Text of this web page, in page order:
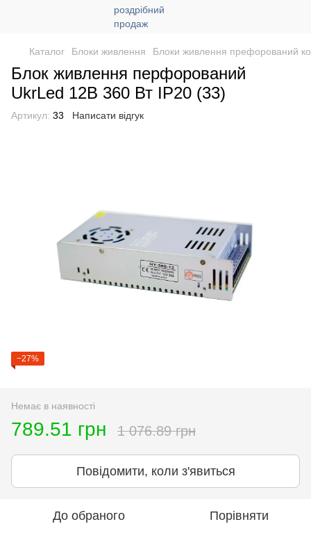
Каталог Блоки живлення Блоки живлення префорований
Блок живлення перфорований
UkrLed 12В 360 Вт IP20 (33)
Артикул: 33 Написати відгук
−27%
Немає в наявності
789.51 грн 1 076.89 грн
Повідомити, коли з'явиться
До обраного Порівняти